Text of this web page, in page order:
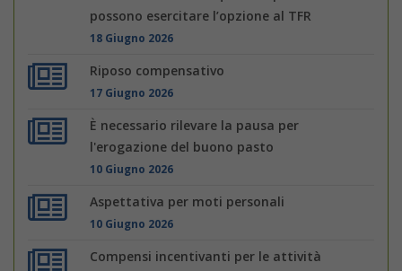
possono esercitare l’opzione al TFR
18 Giugno 2026
Riposo compensativo
17 Giugno 2026
È necessario rilevare la pausa per
l'erogazione del buono pasto
10 Giugno 2026
Aspettativa per moti personali
10 Giugno 2026
Compensi incentivanti per le attività